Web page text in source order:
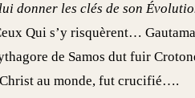
donner les clés de son
Qui s’y risquèrent…
de Samos dut fuir
au monde, fut crucifié….